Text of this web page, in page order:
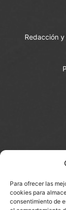
Para ofrecer las
cookies para
consentimiento de
Redacción
El bono